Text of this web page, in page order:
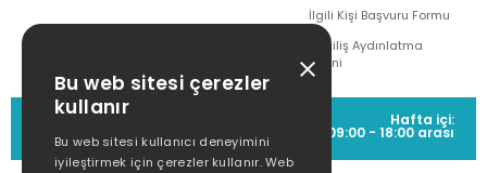
İlgili Kişi Başvuru Formu
Çekiliş Aydınlatma
Metni
MÜŞTERİ HİZMETLERİ
(0212) 373 77 00
Hafta içi:
09:00 - 18:00 arası
Bu web sitesi çerezler
kullanır
Bu web sitesi kullanıcı deneyimini
iyileştirmek için çerezler kullanır. Web